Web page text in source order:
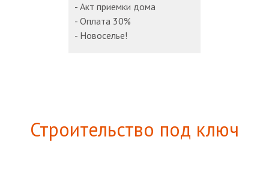
- Акт приемки дома
- Оплата 30%
- Новоселье!
Строительство под ключ